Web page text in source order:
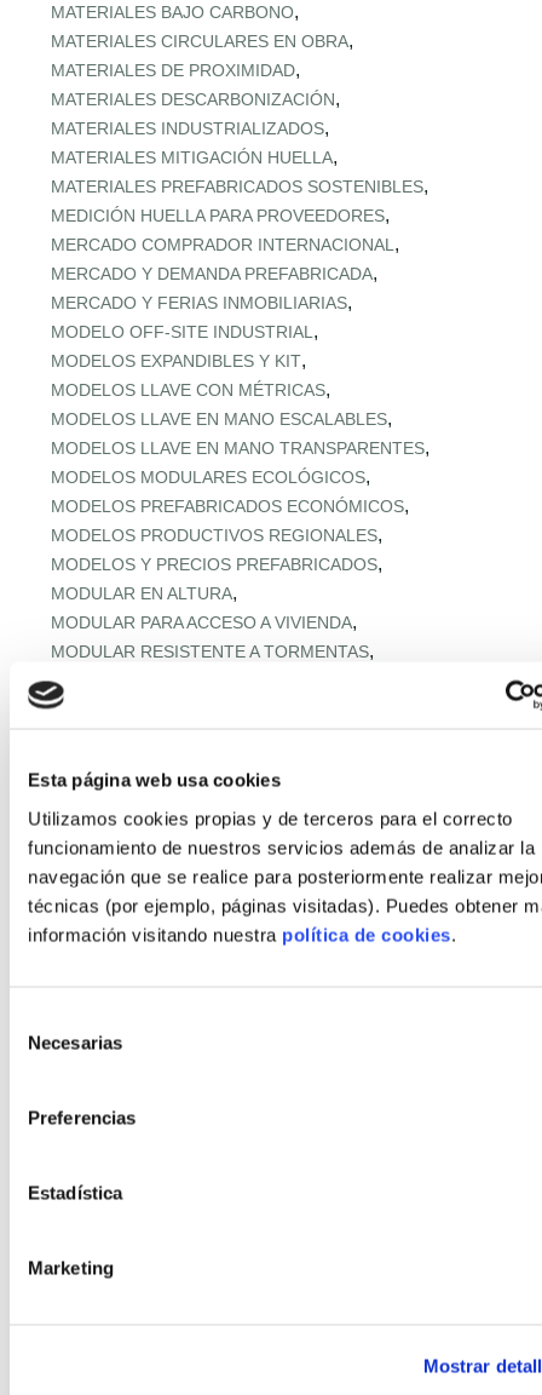
Esta página web usa cookies
Utilizamos cookies propias y de terceros para el correcto
funcionamiento de nuestros servicios además de analizar la
navegación que se realice para posteriormente realizar
técnicas (por ejemplo, páginas visitadas). Puedes obtener
información visitando nuestra política de cookies.
Necesarias
Preferencias
Estadística
Marketing
Mostrar
MATERIALES BAJO CARBONO,
MATERIALES CIRCULARES EN OBRA,
MATERIALES DE PROXIMIDAD,
MATERIALES DESCARBONIZACIÓN,
MATERIALES INDUSTRIALIZADOS,
MATERIALES MITIGACIÓN HUELLA,
MATERIALES PREFABRICADOS SOSTENIBLES,
MEDICIÓN HUELLA PARA PROVEEDORES,
MERCADO COMPRADOR INTERNACIONAL ,
MERCADO Y DEMANDA PREFABRICADA,
MERCADO Y FERIAS INMOBILIARIAS,
MODELO OFF-SITE INDUSTRIAL ,
MODELOS EXPANDIBLES Y KIT,
MODELOS LLAVE CON MÉTRICAS,
MODELOS LLAVE EN MANO ESCALABLES,
MODELOS LLAVE EN MANO TRANSPARENTES,
MODELOS MODULARES ECOLÓGICOS,
MODELOS PREFABRICADOS ECONÓMICOS,
MODELOS PRODUCTIVOS REGIONALES,
MODELOS Y PRECIOS PREFABRICADOS,
MODULAR EN ALTURA,
MODULAR PARA ACCESO A VIVIENDA,
MODULAR RESISTENTE A TORMENTAS,
MODULAR RURAL ASEQUIBLE
MONTAJE EXPRÉS Y MICROPLAZOS
NORMATIVA URBANA Y SUELO
OFERTA RETAIL Y LLAVE EN MANO
,OFF‑SITE VIVIENDA ASEQUIBLE,
OFF‑SITE Y FÁBRICAS MODULARES
OPTIMIZACIÓN IA CADENA,
PANELES Y MÓDULOS ESTRUCTURALES ,
PASSIVHAUS APLICADA,PASSIVHAUS APLICADO,
PASSIVHAUS + HOGAR CONECTADO
PILOTOS MUNICIPALES MODULAR
POLÍTICA Y PROGRAMAS VIVIENDA